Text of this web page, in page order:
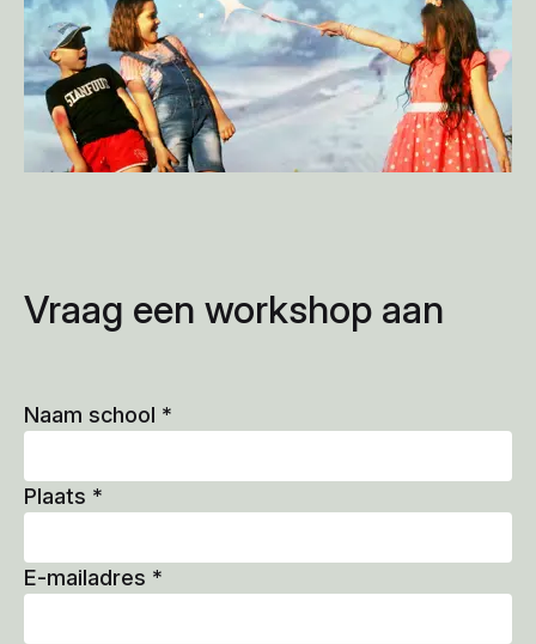
Vraag een workshop aan
Naam school *
Plaats *
E-mailadres *